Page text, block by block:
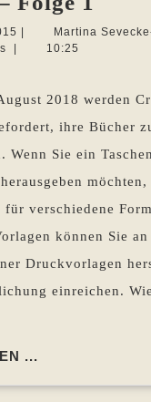
eines
mit
–
Folge
1
22.
Martina
10:25
2018 werden
ihre Bücher
Wenn Sie ein
für verschiedene
können Sie an
Druckvorlagen
einreichen.
...